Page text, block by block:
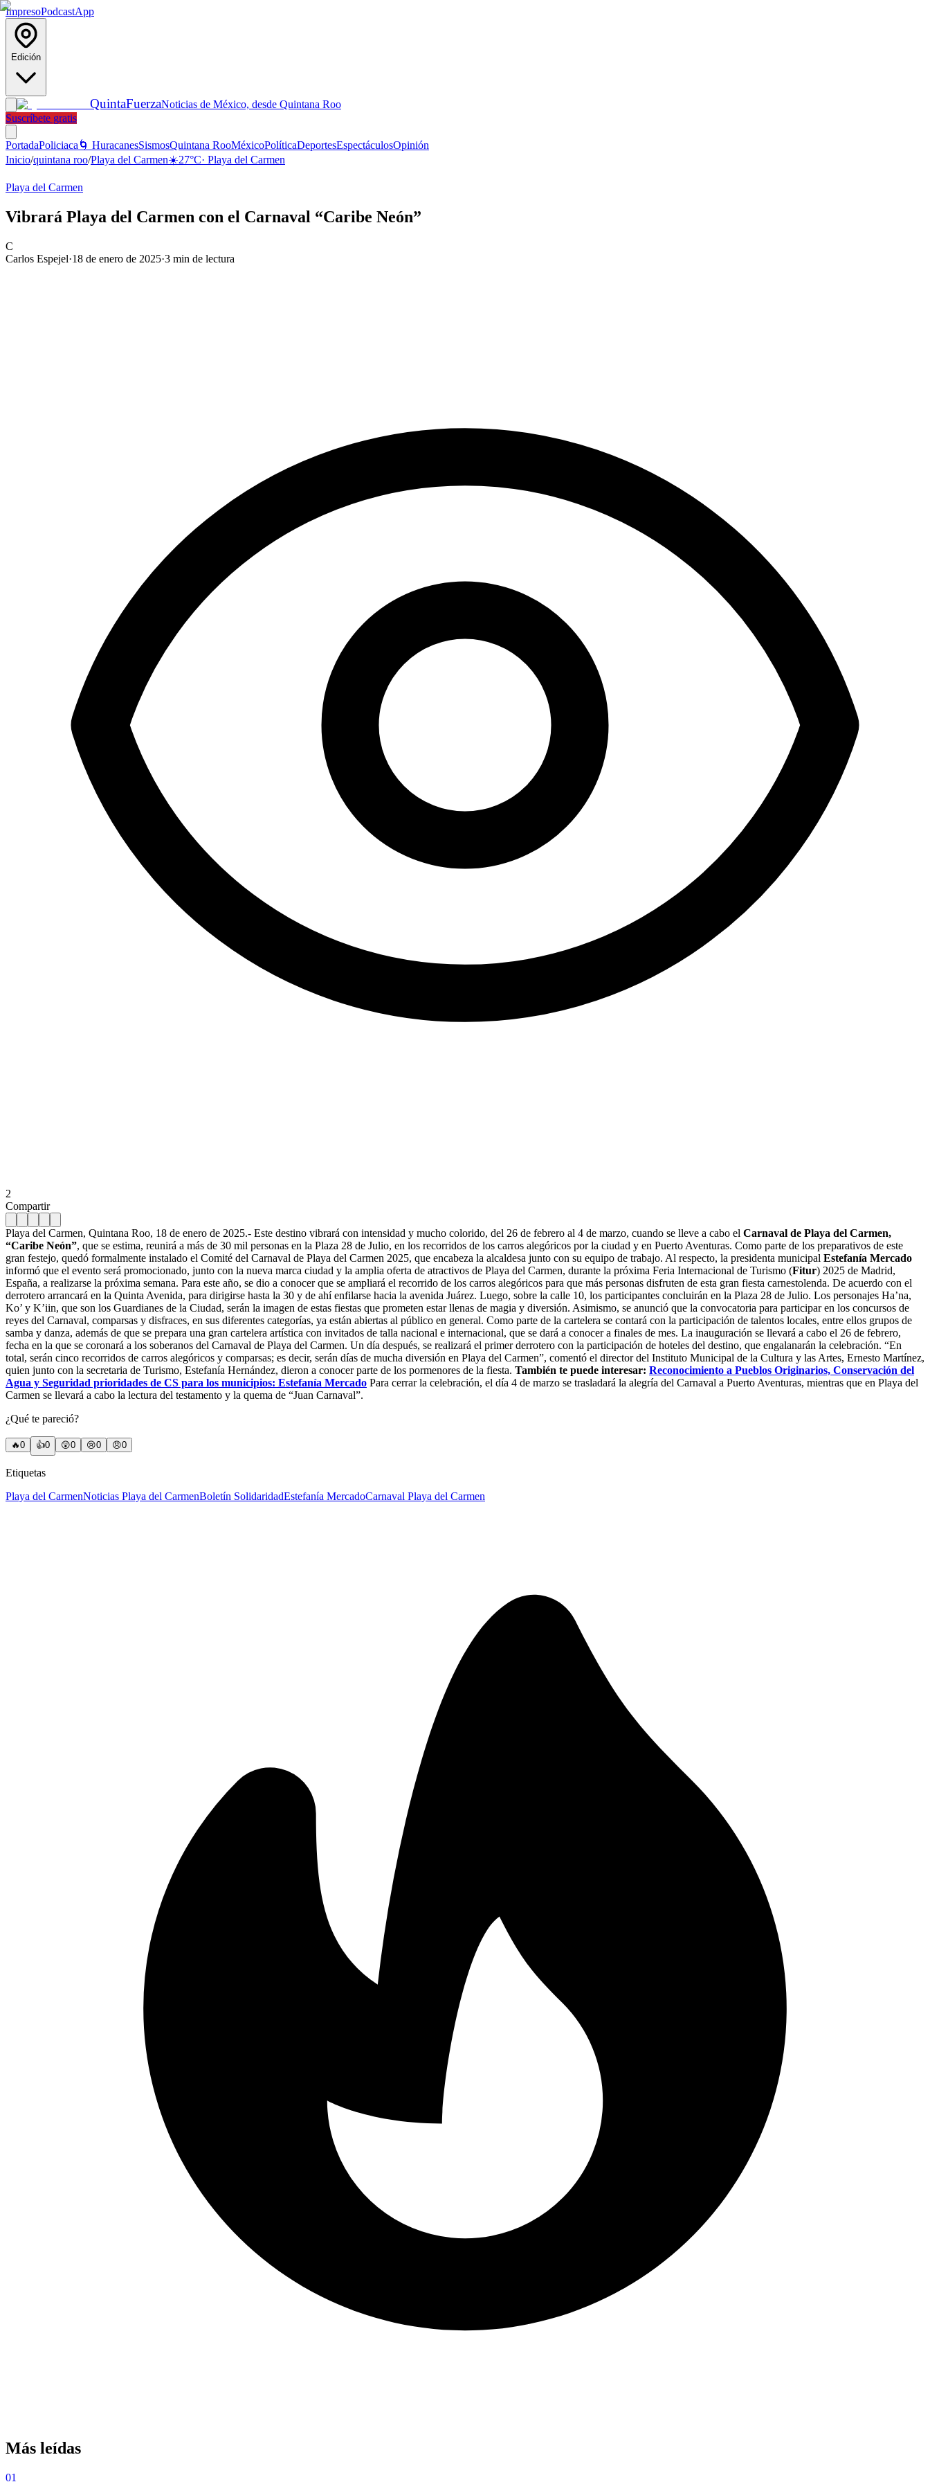
ImpresoPodcastApp
Edición
QuintaFuerzaNoticias de México, desde Quintana Roo
Suscríbete gratis
PortadaPoliciaca 🌀 HuracanesSismosQuintana RooMéxicoPolíticaDeportesEspectáculosOpinión
Inicio/quintana roo/Playa del Carmen☀️27°C· Playa del Carmen
Playa del Carmen
Vibrará Playa del Carmen con el Carnaval “Caribe Neón”
C
Carlos Espejel·18 de enero de 2025·3 min de lectura
2
Compartir
Playa del Carmen, Quintana Roo, 18 de enero de 2025.- Este destino vibrará con intensidad y mucho colorido, del 26 de febrero al 4 de marzo, cuando se lleve a cabo el Carnaval de Playa del Carmen,
“Caribe Neón”, que se estima, reunirá a más de 30 mil personas en la Plaza 28 de Julio, en los recorridos de los carros alegóricos por la ciudad y en Puerto Aventuras. Como parte de los preparativos de este
gran festejo, quedó formalmente instalado el Comité del Carnaval de Playa del Carmen 2025, que encabeza la alcaldesa junto con su equipo de trabajo. Al respecto, la presidenta municipal Estefanía Mercado
informó que el evento será promocionado, junto con la nueva marca ciudad y la amplia oferta de atractivos de Playa del Carmen, durante la próxima Feria Internacional de Turismo (Fitur) 2025 de Madrid,
España, a realizarse la próxima semana. Para este año, se dio a conocer que se ampliará el recorrido de los carros alegóricos para que más personas disfruten de esta gran fiesta carnestolenda. De acuerdo con el
derrotero arrancará en la Quinta Avenida, para dirigirse hasta la 30 y de ahí enfilarse hacia la avenida Juárez. Luego, sobre la calle 10, los participantes concluirán en la Plaza 28 de Julio. Los personajes Ha’na,
Ko’ y K’iin, que son los Guardianes de la Ciudad, serán la imagen de estas fiestas que prometen estar llenas de magia y diversión. Asimismo, se anunció que la convocatoria para participar en los concursos de
reyes del Carnaval, comparsas y disfraces, en sus diferentes categorías, ya están abiertas al público en general. Como parte de la cartelera se contará con la participación de talentos locales, entre ellos grupos de
samba y danza, además de que se prepara una gran cartelera artística con invitados de talla nacional e internacional, que se dará a conocer a finales de mes. La inauguración se llevará a cabo el 26 de febrero,
fecha en la que se coronará a los soberanos del Carnaval de Playa del Carmen. Un día después, se realizará el primer derrotero con la participación de hoteles del destino, que engalanarán la celebración. “En
total, serán cinco recorridos de carros alegóricos y comparsas; es decir, serán días de mucha diversión en Playa del Carmen”, comentó el director del Instituto Municipal de la Cultura y las Artes, Ernesto Martínez,
quien junto con la secretaria de Turismo, Estefanía Hernández, dieron a conocer parte de los pormenores de la fiesta. También te puede interesar: Reconocimiento a Pueblos Originarios, Conservación del
Agua y Seguridad prioridades de CS para los municipios: Estefanía Mercado Para cerrar la celebración, el día 4 de marzo se trasladará la alegría del Carnaval a Puerto Aventuras, mientras que en Playa del
Carmen se llevará a cabo la lectura del testamento y la quema de “Juan Carnaval”.
¿Qué te pareció?
🔥0 👍0 😲0 😢0 😠0
Etiquetas
Playa del CarmenNoticias Playa del CarmenBoletín SolidaridadEstefanía MercadoCarnaval Playa del Carmen
Más leídas
01